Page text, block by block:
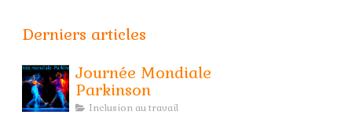
Derniers articles
Journée Mondiale
Parkinson
Inclusion au travail